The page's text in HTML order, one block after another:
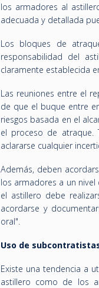
los armadores al
adecuada y detallada
Los bloques de
responsabilidad del
claramente establecida
Las reuniones entre el
de que el buque entre
riesgos basada en el
el proceso de atraque.
aclararse cualquier
Además, deben
los armadores a un
el astillero debe
acordarse y
oral".
Uso de
Existe una tendencia a
astillero como de los